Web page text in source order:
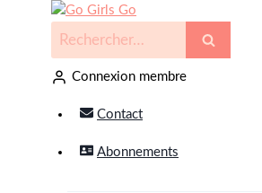
Connexion membre
Contact
Abonnements